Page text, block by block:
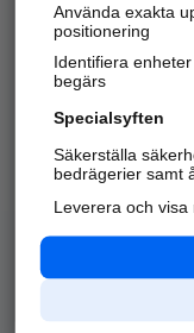
Alla kategorier
API & Kartor
Använda exakta
positionering
Identifiera
begärs
Specialsyften
Säkerställa
bedrägerier samt
Leverera och